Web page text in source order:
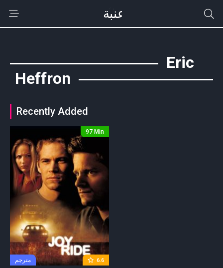
Eric
Heffron
Recently Added
6.6 مترجم
97 Min